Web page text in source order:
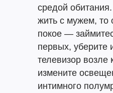
средой
жить с мужем, то
покое —
первых, уберите
телевизор возле
измените
интимного